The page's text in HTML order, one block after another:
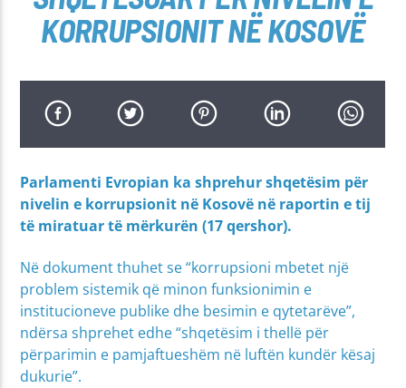
KORRUPSIONIT NË KOSOVË
Parlamenti Evropian ka shprehur shqetësim për
nivelin e korrupsionit në Kosovë në raportin e tij
të miratuar të mërkurën (17 qershor).
Në dokument thuhet se “korrupsioni mbetet një
problem sistemik që minon funksionimin e
institucioneve publike dhe besimin e qytetarëve”,
ndërsa shprehet edhe “shqetësim i thellë për
përparimin e pamjaftueshëm në luftën kundër kësaj
dukurie”.